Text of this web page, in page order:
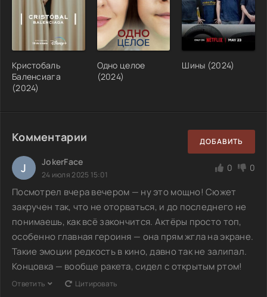
Кристобаль
Баленсиага
(2024)
Одно целое
(2024)
Шины (2024)
Комментарии ДОБАВИТЬ
J JokerFace
24 июля 2025 15:01
0 0
Посмотрел вчера вечером — ну это мощно! Сюжет
закручен так, что не оторваться, и до последнего не
понимаешь, как всё закончится. Актёры просто топ,
особенно главная героиня — она прям жгла на экране.
Такие эмоции редкость в кино, давно так не залипал.
Концовка — вообще ракета, сидел с открытым ртом!
Ответить Цитировать